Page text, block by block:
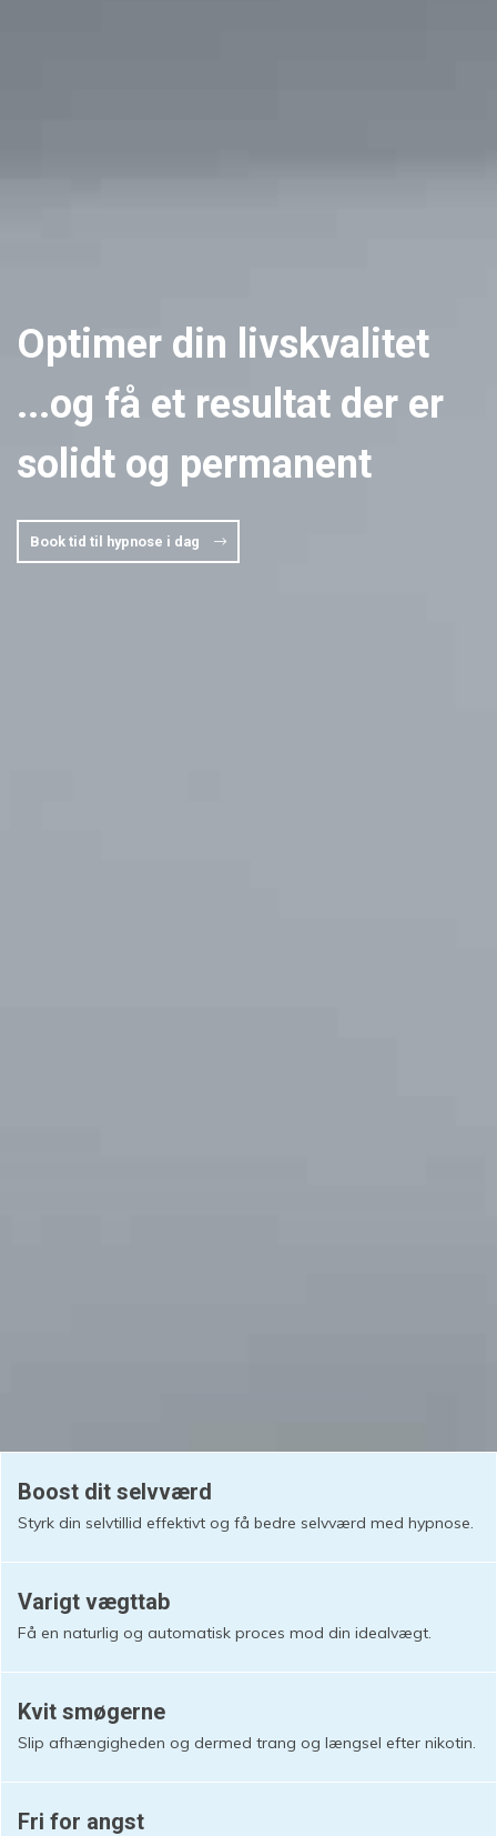
Optimer din livskvalitet
...og få et resultat der er
solidt og permanent
Book tid til hypnose i dag
Boost dit selvværd
Styrk din selvtillid effektivt og få bedre selvværd med hypnose.
Varigt vægttab
Få en naturlig og automatisk proces mod din idealvægt.
Kvit smøgerne
Slip afhængigheden og dermed trang og længsel efter nikotin.
Fri for angst